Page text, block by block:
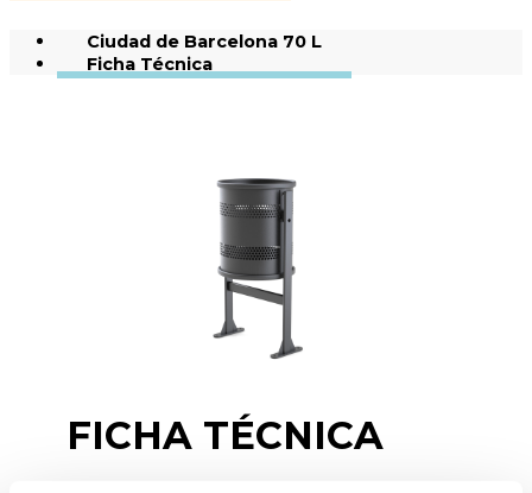
Ciudad de Barcelona 70 L
Ficha Técnica
FICHA TÉCNICA